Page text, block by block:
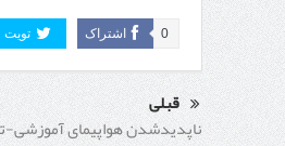
اشتراک 0 تویت
قبلی
ناپدیدشدن هواپیمای آموزشی-